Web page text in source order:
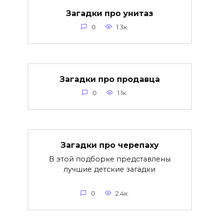
Загадки про унитаз
0 1.3к.
Загадки про продавца
0 1.1к.
Загадки про черепаху
В этой подборке представлены
лучшие детские загадки
0 2.4к.